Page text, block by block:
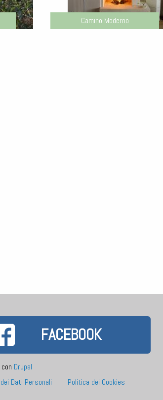
Camino Moderno
FACEBOOK
Drupal
Dati Personali Politica dei Cookies